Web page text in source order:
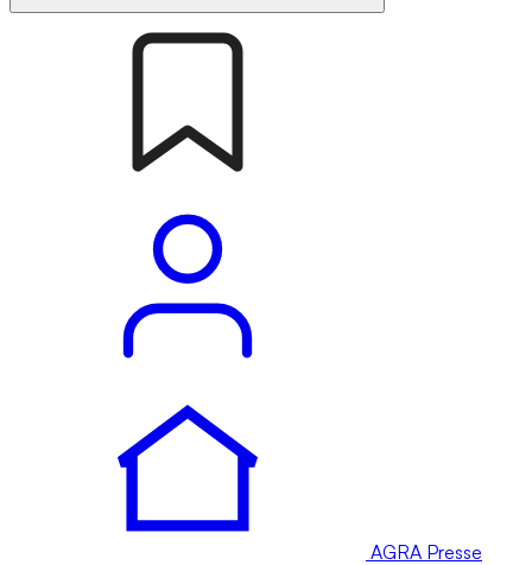
AGRA Presse